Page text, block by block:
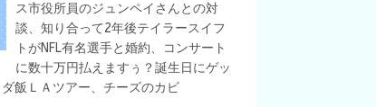
ス市役所員のジュンペイさんとの対
談、知り合って2年後テイラースイフ
トがNFL有名選手と婚約、コンサート
に数十万円払えますぅ？誕生日にゲッ
ダ飯ＬＡツアー、チーズのカビ